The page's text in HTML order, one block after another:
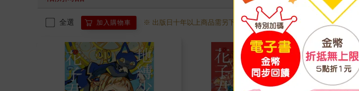
全選 加入購物車 ※ 出版日十年以上商品需另下訂，調貨時間較長，無法與一般商品合併